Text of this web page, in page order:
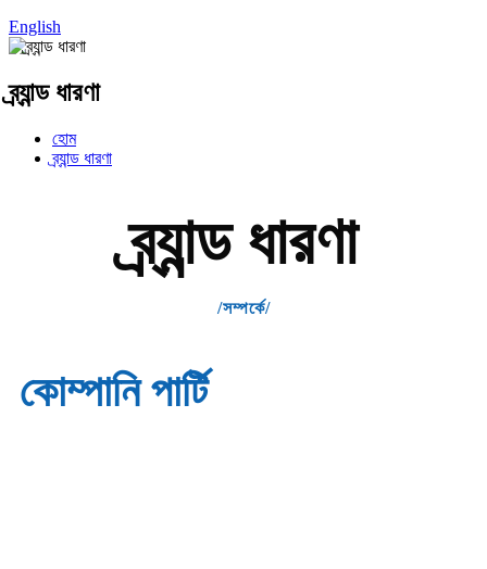
English
ব্র্যান্ড ধারণা
হোম
ব্র্যান্ড ধারণা
ব্র্যান্ড ধারণা
/সম্পর্কে/
কোম্পানি পার্টি